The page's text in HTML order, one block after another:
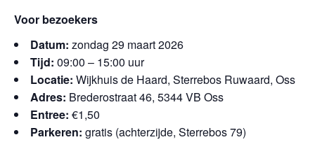
Voor bezoekers
Datum: zondag 29 maart 2026
Tijd: 09:00 – 15:00 uur
Locatie: Wijkhuis de Haard, Sterrebos Ruwaard, Oss
Adres: Brederostraat 46, 5344 VB Oss
Entree: €1,50
Parkeren: gratis (achterzijde, Sterrebos 79)